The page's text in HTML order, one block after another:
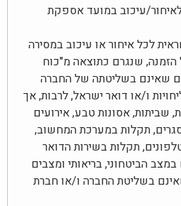
עיכוב במועד אספקת
לכל איחור או עיכוב במסירה
הזמנה, שנגרם כתוצאה מ"כוח
שאינם בשליטתה של החברה
ו/או דואר ישראל, לרבות, אך
שביתות, אסונות טבע, אירועים
סגרים, תקלות במערכת המחשוב,
תקלות בשירות הדואר
במצב הביטחוני, בריאותי ומצבים
בשליטת החברה ו/או חברת